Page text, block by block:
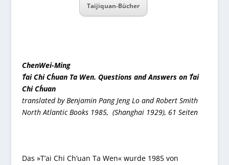
Taijiquan-Bücher
ChenWei-Ming
T´ai Chi Ch´uan Ta Wen. Questions and Answers on T´ai
Chi Ch´uan
translated by Benjamin Pang Jeng Lo and Robert Smith
North Atlantic Books 1985, (Shanghai 1929), 61 Seiten
Das »T’ai Chi Ch’uan Ta Wen« wurde 1985 von